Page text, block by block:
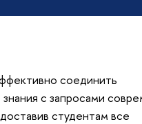
соединить
с запросами
студентам все